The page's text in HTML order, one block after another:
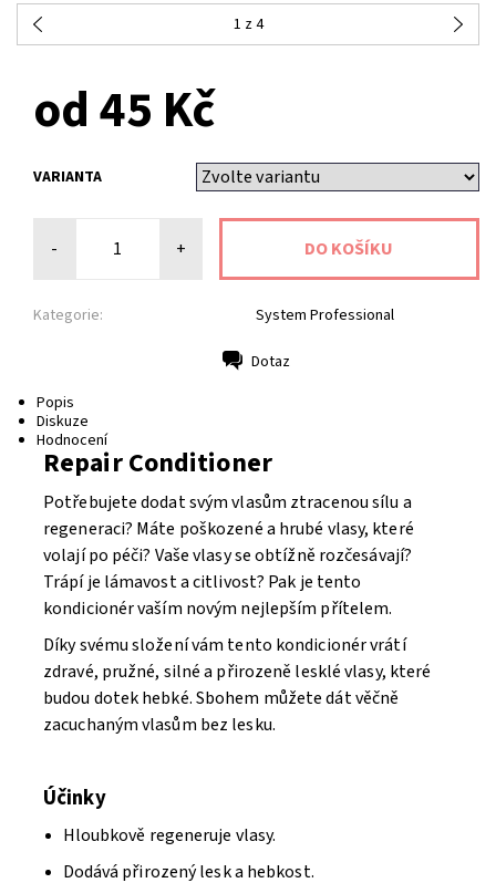
1 z 4
od 45 Kč
VARIANTA
- +
Kategorie: System Professional
Dotaz
Popis
Diskuze
Hodnocení
Repair Conditioner
Potřebujete dodat svým vlasům ztracenou sílu a
regeneraci? Máte poškozené a hrubé vlasy, které
volají po péči? Vaše vlasy se obtížně rozčesávají?
Trápí je lámavost a citlivost? Pak je tento
kondicionér vaším novým nejlepším přítelem.
Díky svému složení vám tento kondicionér vrátí
zdravé, pružné, silné a přirozeně lesklé vlasy, které
budou dotek hebké. Sbohem můžete dát věčně
zacuchaným vlasům bez lesku.
Účinky
Hloubkově regeneruje vlasy.
Dodává přirozený lesk a hebkost.